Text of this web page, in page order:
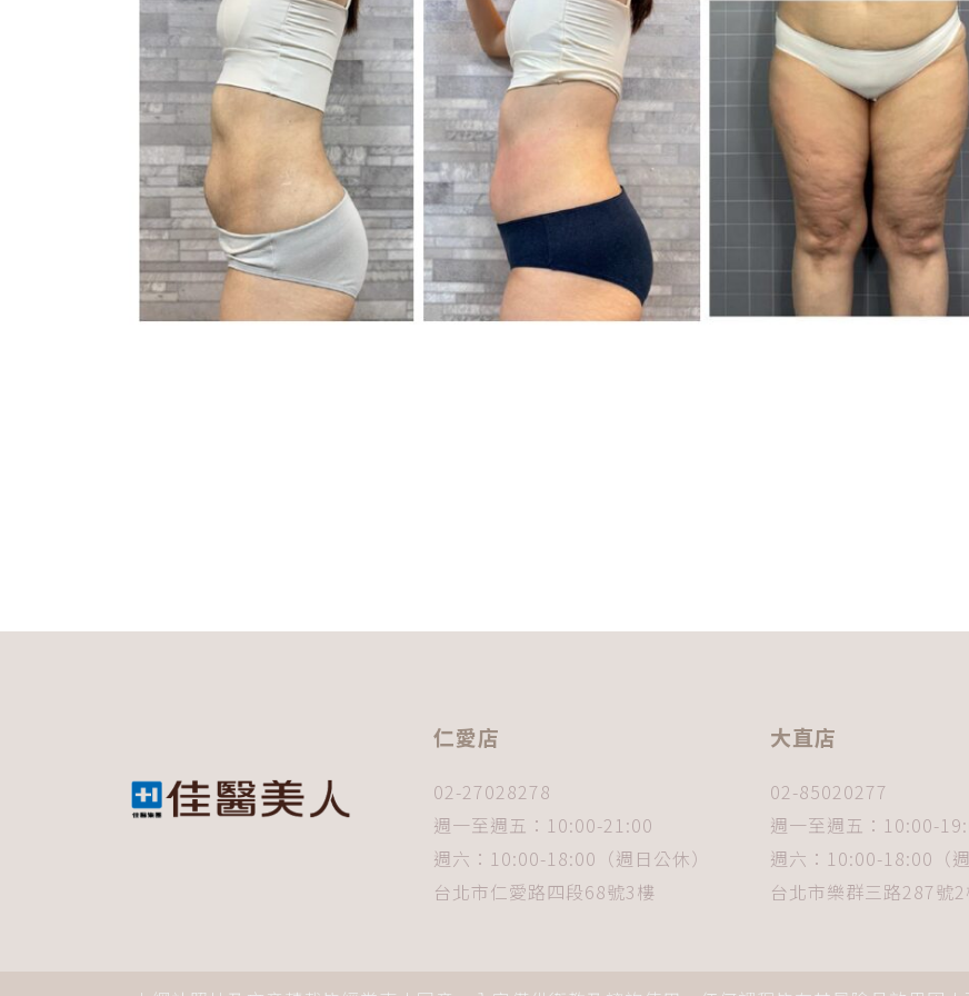
仁愛店
02-27028278
週一至週五：10:00-21:00
週六：10:00-18:00（週日公休）
台北市仁愛路四段68號3樓
大直店
02-85020277
週一至週五：10:00-
週六：10:00-18:00（週
台北市樂群三路287號